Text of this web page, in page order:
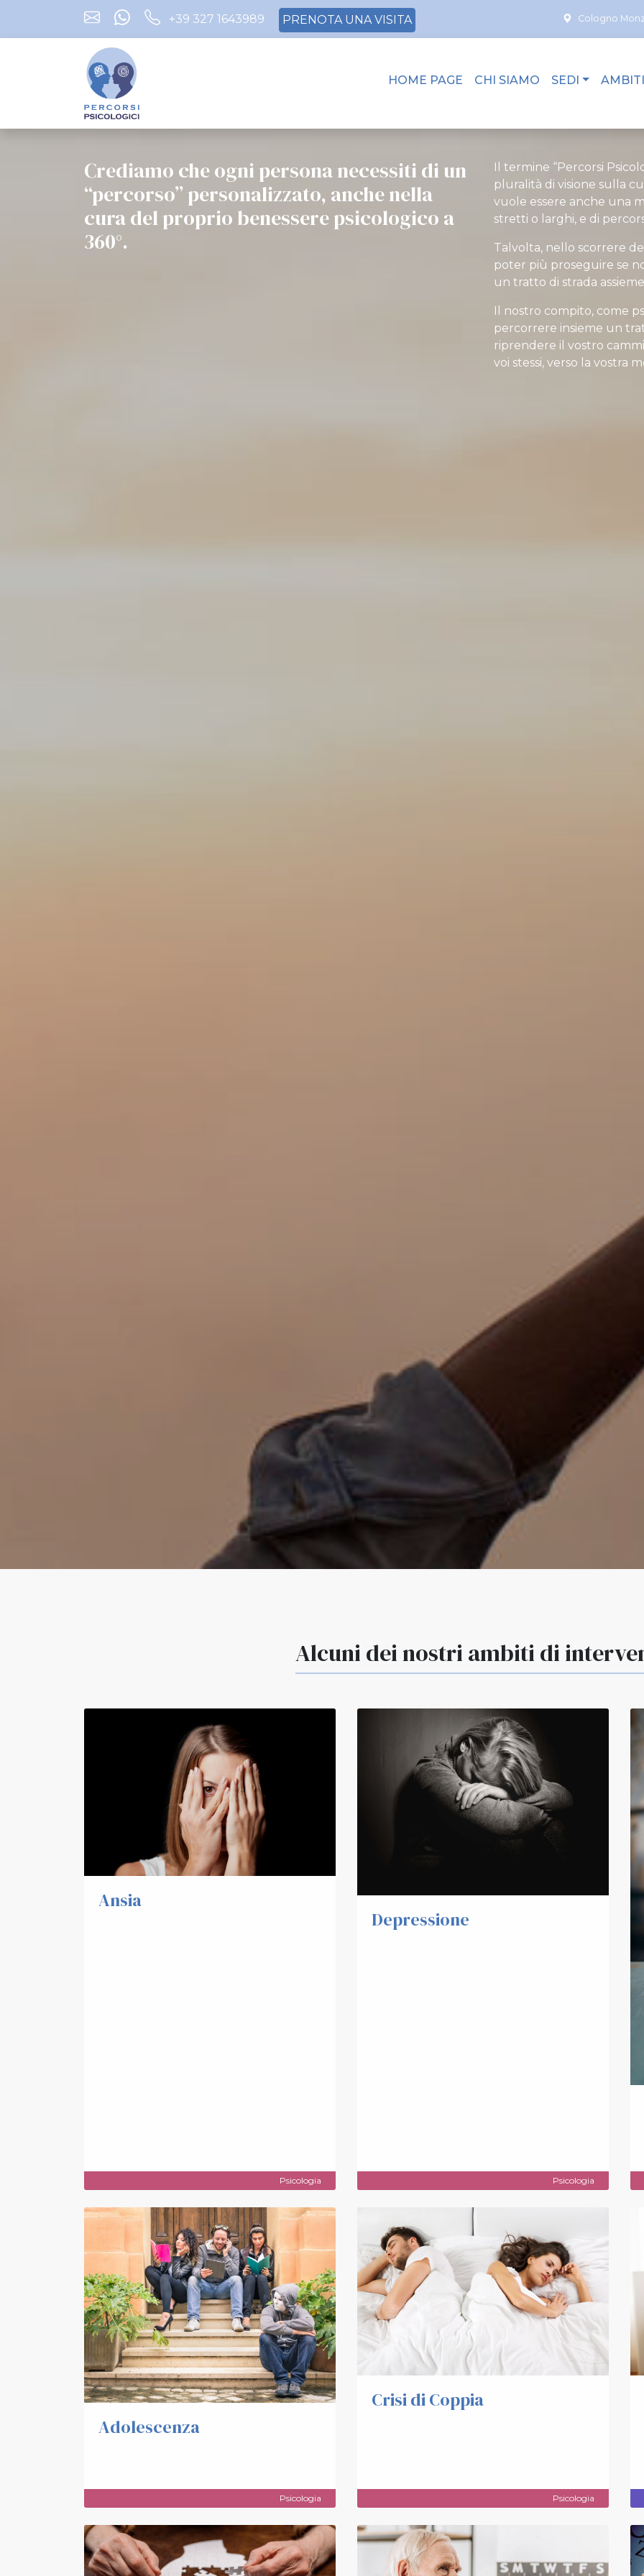
+39 327 1643989 PRENOTA UNA VISITA Cologno
HOME PAGE CHI SIAMO SEDI AMBITI
Crediamo che ogni persona necessiti di un
“percorso” pers onalizzato, anche nella
cura del proprio benessere psicologico a
360°.
Il termine “Percorsi
pluralità di visione sulla
vuole essere anche una
stretti o larghi, e di
Talvolta, nello scorrere
poter più proseguire se
un tratto di strada
Il nostro compito, come
percorrere insieme un
riprendere il vostro
voi stessi, verso la vostra
Alcuni dei nostri ambiti di
Ansia
Psicologia
Depressione
Psicologia
Adolescenza
Psicologia
Crisi di Coppia
Psicologia